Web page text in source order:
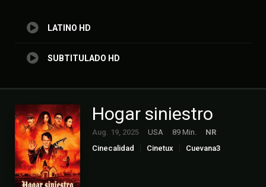
LATINO HD
SUBTITULADO HD
Hogar siniestro
Aug. 19, 2025 USA 89 Min.
NR
Cinecalidad
Cinetux
Cuevana3